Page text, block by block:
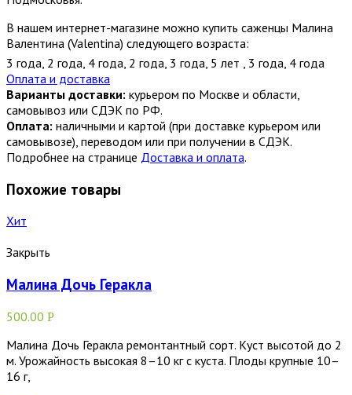
В нашем интернет-магазине можно купить саженцы Малина
Валентина (Valentina) следующего возраста:
3 года 2 года 4 года 2 года 3 года 5 лет 3 года 4 года
Оплата и доставка
Варианты доставки: курьером по Москве и области,
самовывоз или СДЭК по РФ.
Оплата: наличными и картой (при доставке курьером или
самовывозе), переводом или при получении в СДЭК.
Подробнее на странице Доставка и оплата.
Похожие товары
Хит
Закрыть
Малина Дочь Геракла
500.00 Р
Малина Дочь Геракла ремонтантный сорт. Куст высотой до 2
м. Урожайность высокая 8–10 кг с куста. Плоды крупные 10–
16 г,